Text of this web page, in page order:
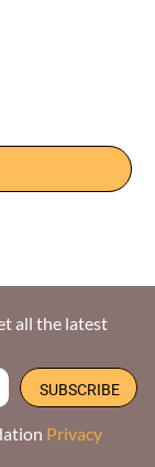
all the latest
Privacy